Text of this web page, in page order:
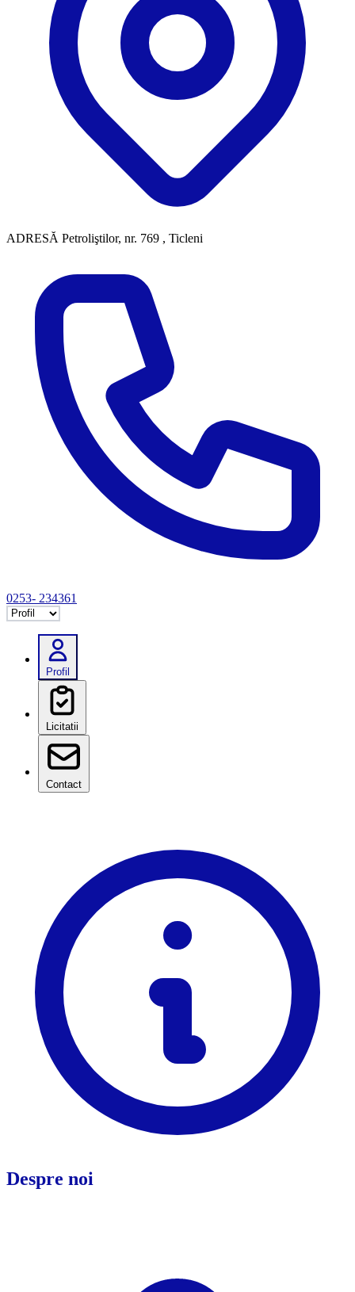
ADRESĂ Petroliştilor, nr. 769 , Ticleni
0253- 234361
Selectează tab
Profil
Licitatii
Contact
Despre noi